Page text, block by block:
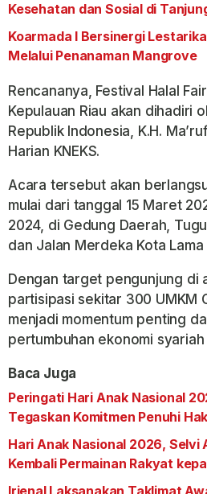
Kesehatan dan Sosial di
Koarmada I Bersinergi
Melalui Penanaman Mangrove
Rencananya, Festival Halal
Kepulauan Riau akan dihadiri
Republik Indonesia, K.H.
Harian KNEKS.
Acara tersebut akan
mulai dari tanggal 15 Maret
2024, di Gedung Daerah,
dan Jalan Merdeka Kota
Dengan target pengunjung di
partisipasi sekitar 300 UMKM
menjadi momentum penting
pertumbuhan ekonomi
Baca Juga
Peringati Hari Anak Nasional
Tegaskan Komitmen Penuhi
Hari Anak Nasional 2026, Selvi
Kembali Permainan Rakyat